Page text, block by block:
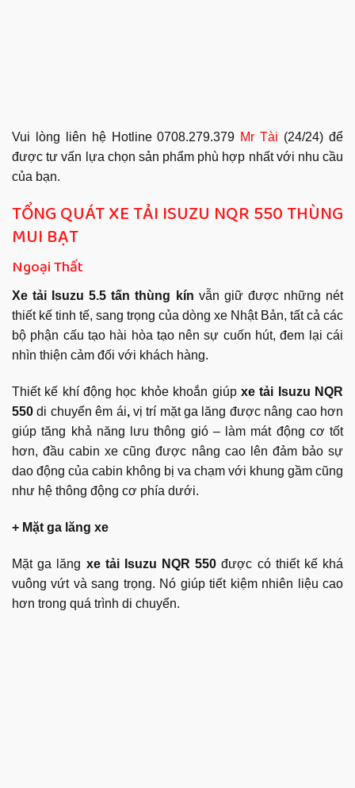
Vui lòng liên hệ Hotline 0708.279.379 Mr Tài (24/24) để
được tư vấn lựa chọn sản phẩm phù hợp nhất với nhu cầu
của bạn.
TỔNG QUÁT XE TẢI ISUZU NQR 550 THÙNG
MUI BẠT
Ngoại Thất
Xe tải Isuzu 5.5 tấn thùng kín vẫn giữ được những nét
thiết kế tinh tế, sang trọng của dòng xe Nhật Bản, tất cả các
bộ phận cấu tạo hài hòa tạo nên sự cuốn hút, đem lại cái
nhìn thiện cảm đối với khách hàng.
Thiết kế khí động học khỏe khoắn giúp xe tải Isuzu NQR
550di chuyển êm ái vị trí mặt ga lăng được nâng cao hơn
giúp tăng khả năng lưu thông gió – làm mát động cơ tốt
hơn, đầu cabin xe cũng được nâng cao lên đảm bảo sự
dao động của cabin không bị va chạm với khung gầm cũng
như hệ thông động cơ phía dưới.
+ Mặt ga lăng xe
Mặt ga lăng xe tải Isuzu NQR 550 được có thiết kế khá
vuông vứt và sang trọng. Nó giúp tiết kiệm nhiên liệu cao
hơn trong quá trình di chuyển.